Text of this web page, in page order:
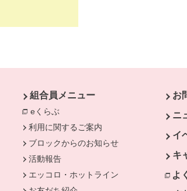
組合員メニュー
eくらぶ
利用に関するご案内
ブロックからのお知らせ
活動報告
エッコロ・ホットライン
お
ニ
イ
キ
よ